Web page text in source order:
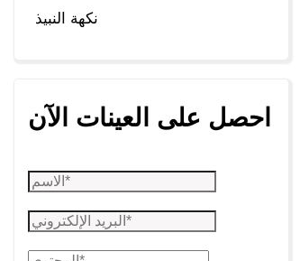
نكهة النبيذ
احصل على العينات الآن